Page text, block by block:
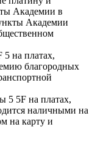
Академии в
Академии
на платах,
благородных
5 5F на платах,
наличными на
на карту и